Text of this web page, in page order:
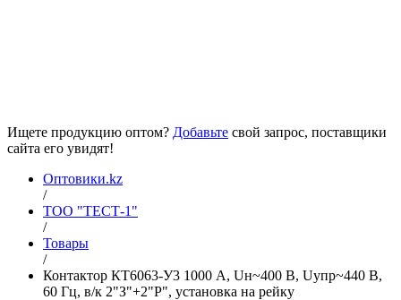
Ищете продукцию оптом? Добавьте свой запрос, поставщики
сайта его увидят!
Оптовики.kz
/
ТОО "ТЕСТ-1"
/
Товары
/
Контактор КТ6063-У3 1000 А, Uн~400 В, Uупр~440 В,
60 Гц, в/к 2"З"+2"Р", установка на рейку